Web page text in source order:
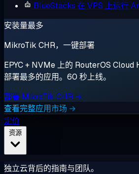
BlueStacks 在 VPS 上运行
安装量最多
MikroTik CHR，一键部署
EPYC + NVMe 上的 RouterOS Cloud
部署最多的应用。60 秒上线。
部署 MikroTik CHR →
查看完整应用市场 →
定价
独立云背后的指南与团队。